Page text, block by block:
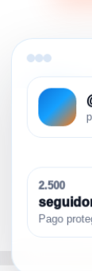
2.500
Pago